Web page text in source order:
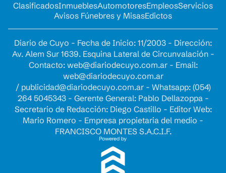
ClasificadosInmueblesAutomotoresEmpleosServicios
Avisos Fúnebres y MisasEdictos
Diario de Cuyo - Fecha de Inicio: 11/2003 - Dirección:
Av. Alem Sur 1639. Esquina Lateral de Circunvalación -
Contacto: web@diariodecuyo.com.ar- Email:
web@diariodecuyo.com.ar
/ publicidad@diariodecuyo.com.ar- Whatsapp: (054)
264 5045343 - Gerente General: Pablo Dellazoppa -
Secretario de Redacción: Diego Castillo - Editor Web:
Mario Romero - Empresa propietaria del medio -
FRANCISCO MONTES S.A.C.I.F.